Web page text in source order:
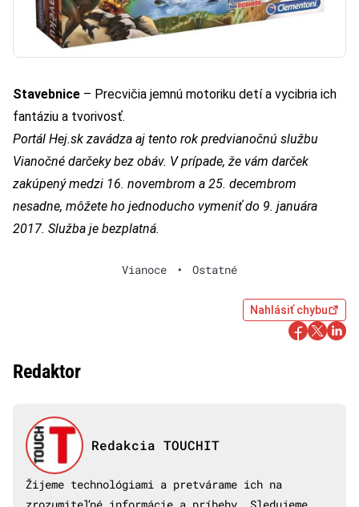
Stavebnice – Precvičia jemnú motoriku detí a vycibria ich
fantáziu a tvorivosť.
Portál Hej.sk zavádza aj tento rok predvianočnú službu
Vianočné darčeky bez obáv. V prípade, že vám darček
zakúpený medzi 16. novembrom a 25. decembrom
nesadne, môžete ho jednoducho vymeniť do 9. januára
2017. Služba je bezplatná.
Vianoce • Ostatné
Nahlásiť chybu
Redaktor
Redakcia TOUCHIT
Žijeme technológiami a pretvárame ich na